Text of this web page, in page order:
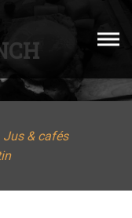
Jus & cafés